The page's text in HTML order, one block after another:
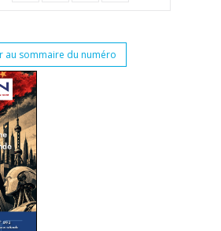
au sommaire du numéro